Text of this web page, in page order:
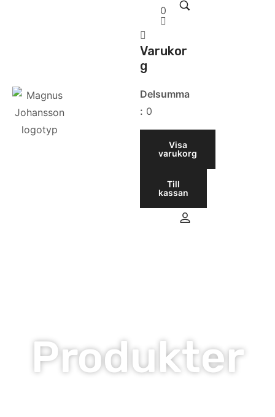
0
Varukor
g
Delsumma
: 0
Visa
varukorg
Till
kassan
Produkter